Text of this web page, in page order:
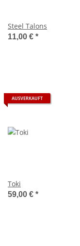
Steel Talons
11,00 € *
AUSVERKAUFT
Toki
59,00 € *